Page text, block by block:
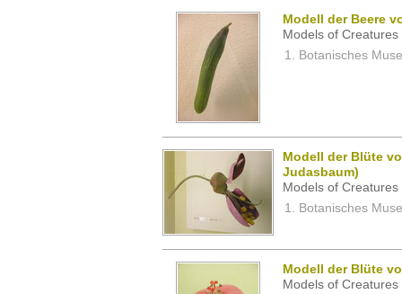
Modell der Beere
Models of
Botanisches
Modell der Blüte
Judasbaum)
Models of
Botanisches
Modell der Blüte
Models of